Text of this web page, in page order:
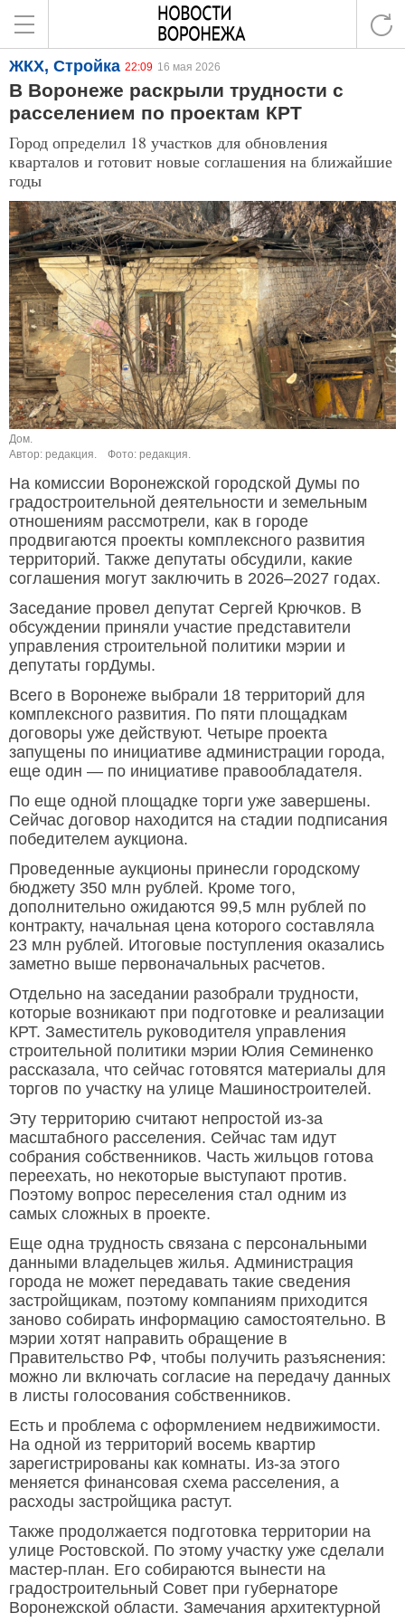
ЖКХ, Стройка 22:09 16 мая 2026
В Воронеже раскрыли трудности с
расселением по проектам КРТ
Город определил 18 участков для обновления
кварталов и готовит новые соглашения на ближайшие
годы
Дом.
Автор: редакция.
Фото: редакция.
На комиссии Воронежской городской Думы по
градостроительной деятельности и земельным
отношениям рассмотрели, как в городе
продвигаются проекты комплексного развития
территорий. Также депутаты обсудили, какие
соглашения могут заключить в 2026–2027 годах.
Заседание провел депутат Сергей Крючков. В
обсуждении приняли участие представители
управления строительной политики мэрии и
депутаты горДумы.
Всего в Воронеже выбрали 18 территорий для
комплексного развития. По пяти площадкам
договоры уже действуют. Четыре проекта
запущены по инициативе администрации города,
еще один — по инициативе правообладателя.
По еще одной площадке торги уже завершены.
Сейчас договор находится на стадии подписания
победителем аукциона.
Проведенные аукционы принесли городскому
бюджету 350 млн рублей. Кроме того,
дополнительно ожидаются 99,5 млн рублей по
контракту, начальная цена которого составляла
23 млн рублей. Итоговые поступления оказались
заметно выше первоначальных расчетов.
Отдельно на заседании разобрали трудности,
которые возникают при подготовке и реализации
КРТ. Заместитель руководителя управления
строительной политики мэрии Юлия Семиненко
рассказала, что сейчас готовятся материалы для
торгов по участку на улице Машиностроителей.
Эту территорию считают непростой из-за
масштабного расселения. Сейчас там идут
собрания собственников. Часть жильцов готова
переехать, но некоторые выступают против.
Поэтому вопрос переселения стал одним из
самых сложных в проекте.
Еще одна трудность связана с персональными
данными владельцев жилья. Администрация
города не может передавать такие сведения
застройщикам, поэтому компаниям приходится
заново собирать информацию самостоятельно. В
мэрии хотят направить обращение в
Правительство РФ, чтобы получить разъяснения:
можно ли включать согласие на передачу данных
в листы голосования собственников.
Есть и проблема с оформлением недвижимости.
На одной из территорий восемь квартир
зарегистрированы как комнаты. Из-за этого
меняется финансовая схема расселения, а
расходы застройщика растут.
Также продолжается подготовка территории на
улице Ростовской. По этому участку уже сделали
мастер-план. Его собираются вынести на
градостроительный Совет при губернаторе
Воронежской области. Замечания архитектурной